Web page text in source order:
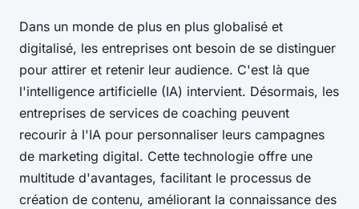
Dans un monde de plus en plus globalisé et
digitalisé, les entreprises ont besoin de se distinguer
pour attirer et retenir leur audience. C'est là que
l'intelligence artificielle (IA) intervient. Désormais, les
entreprises de services de coaching peuvent
recourir à l'IA pour personnaliser leurs campagnes
de marketing digital. Cette technologie offre une
multitude d'avantages, facilitant le processus de
création de contenu, améliorant la connaissance des